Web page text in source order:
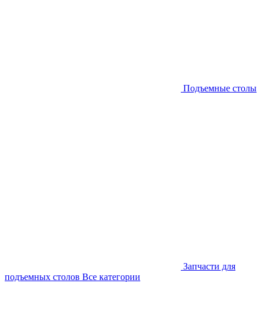
Подъемные столы
Запчасти для
подъемных столов Все категории